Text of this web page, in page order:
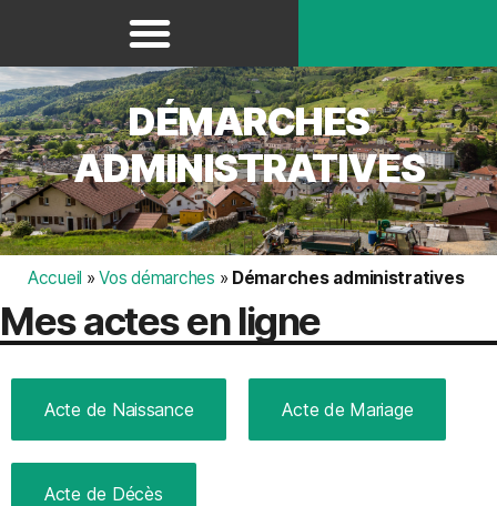
DÉMARCHES
ADMINISTRATIVES
Accueil »Vos démarches » Démarches administratives
Mes actes en ligne
Acte de Naissance Acte de Mariage
Acte de Décès